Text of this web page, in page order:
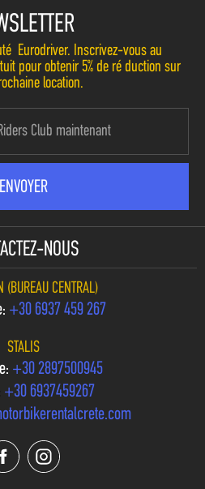
Eurodriver. Inscrivez-vous au
pour obtenir 5% de réduction sur
location.
NOUS
(BUREAU CENTRAL)
+30 6937 459 267
STALIS
+30 2897500945
+30 6937459267